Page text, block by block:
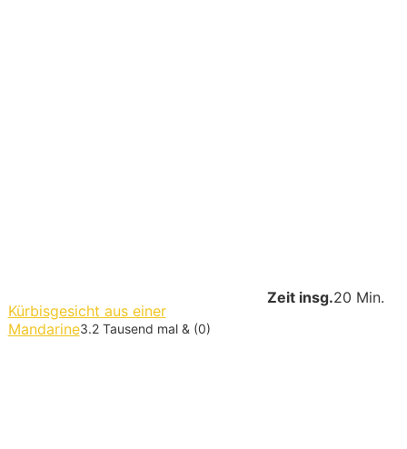
Zeit insg.20 Min.
Kürbisgesicht aus einer
Mandarine3.2 Tausend mal & (0)